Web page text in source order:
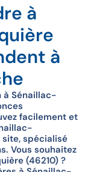
à
à
à Sénaillac-
facilement et
spécialisé
Vous souhaitez
(46210) ?